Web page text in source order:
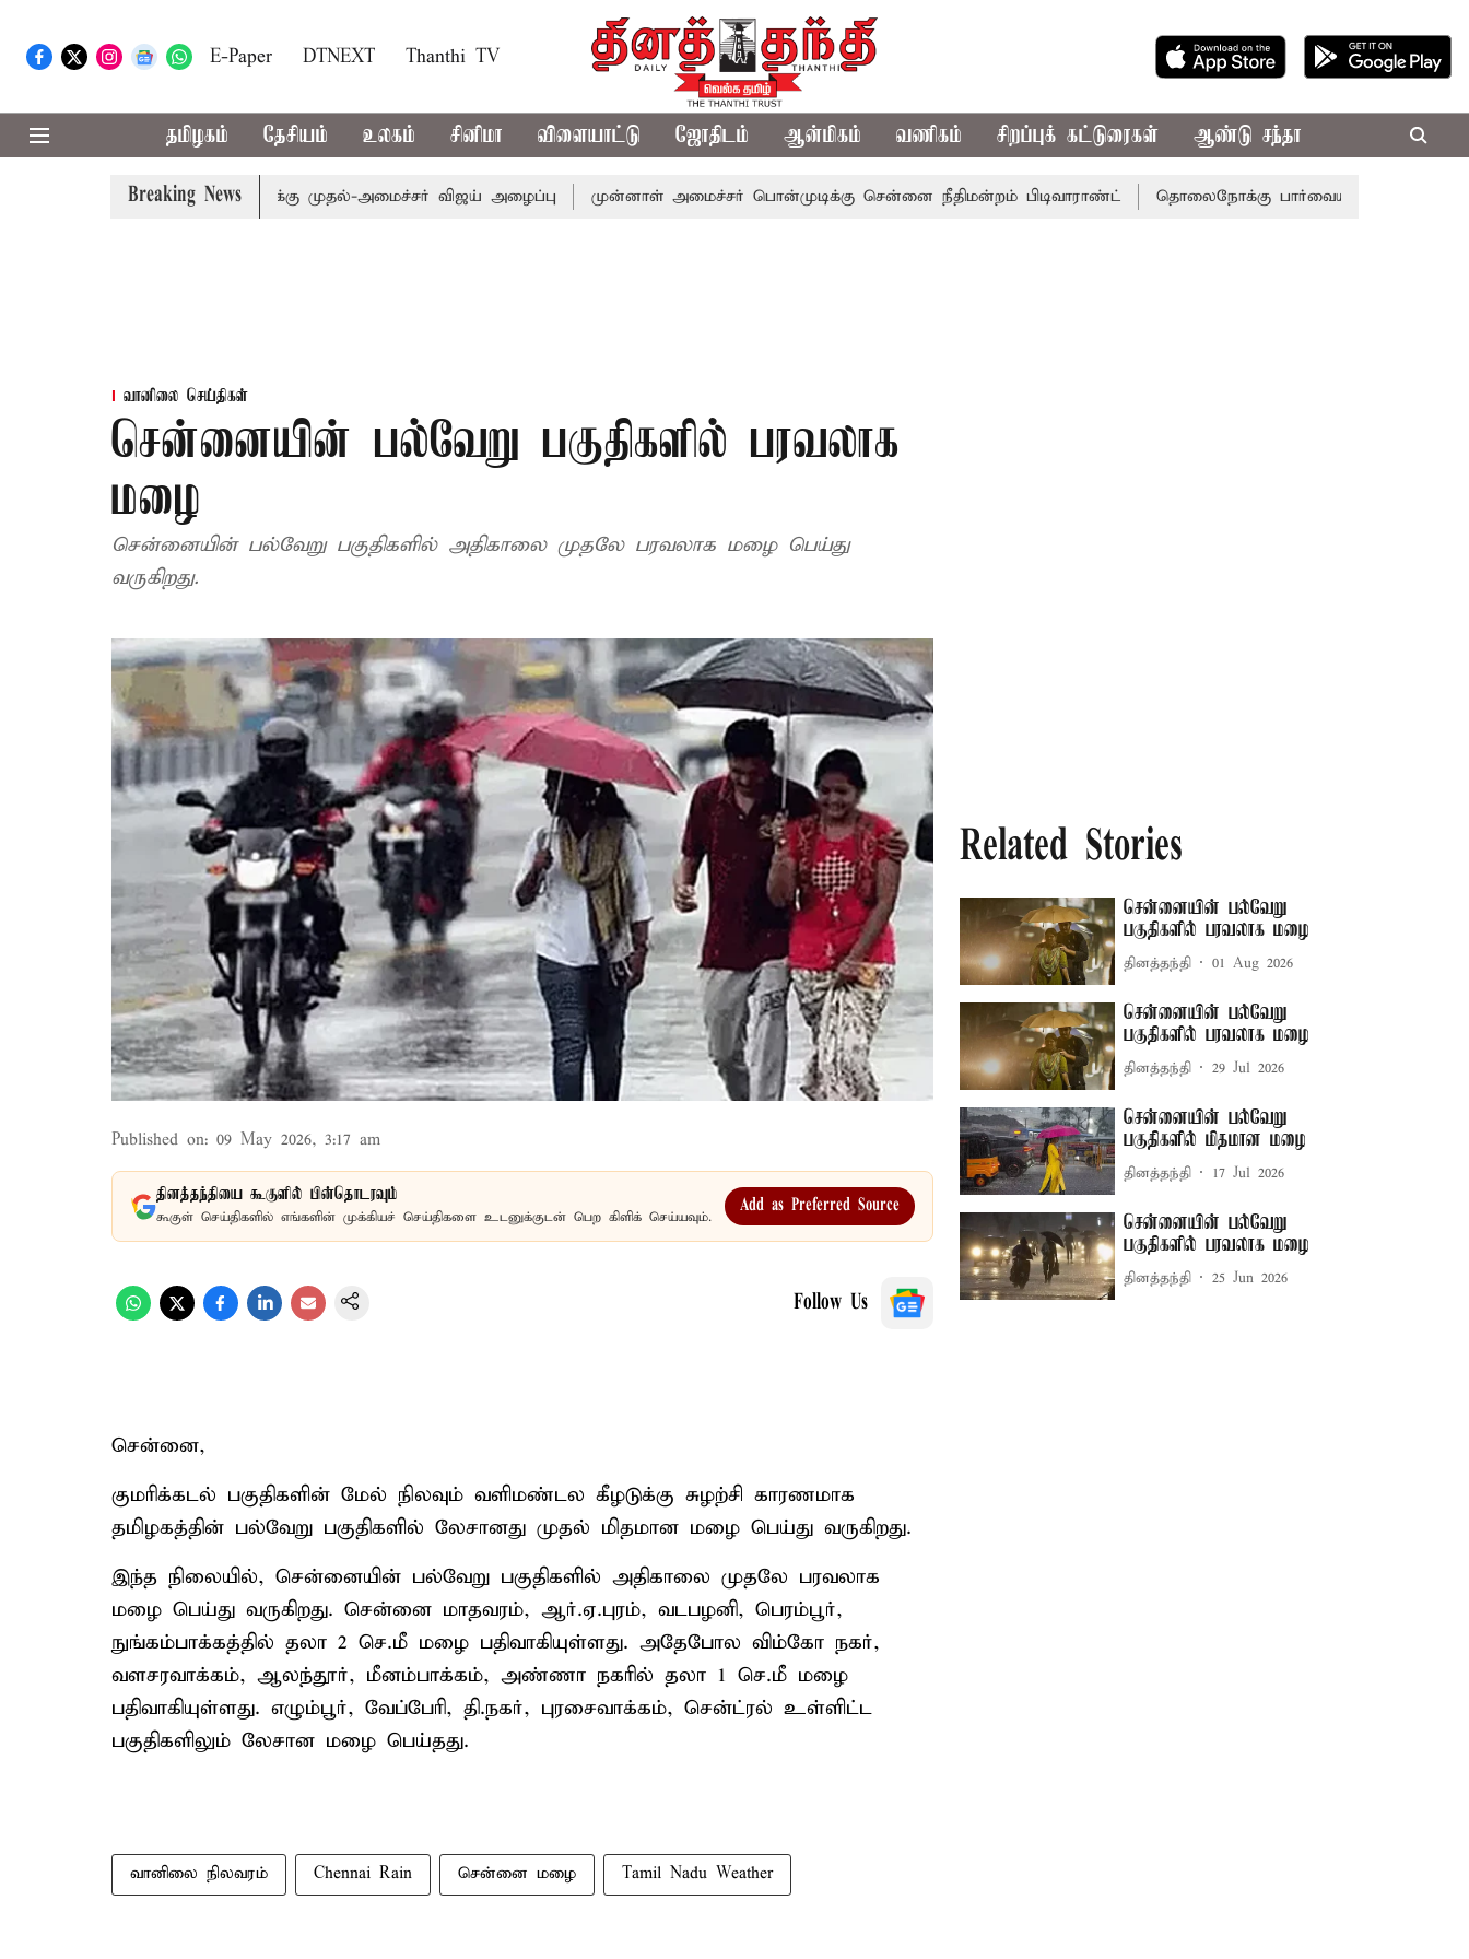
E-Paper DTNEXT Thanthi TV
தமிழகம் தேசியம் உலகம் சினிமா விளையாட்டு ஜோதிடம் ஆன்மிகம் வணிகம் சிறப்புக் கட்டுரைகள் ஆண்டு சந்தா
Breaking News
எம்.பி.க்கள் கூட்டத்துக்கு முதல்-அமைச்சர் விஜய் அழைப்பு முன்னாள் அமைச்சர் பொன்முடிக்கு சென்னை நீதிமன்றம் பிடிவாராண்ட் தொலைநோக்கு பார்வையுடன் கூடிய வேளாண்
வானிலை செய்திகள்
சென்னையின் பல்வேறு பகுதிகளில் பரவலாக
மழை
சென்னையின் பல்வேறு பகுதிகளில் அதிகாலை முதலே பரவலாக மழை பெய்து
வருகிறது.
Published on: 09 May 2026, 3:17 am
தினத்தந்தியை கூகுளில் பின்தொடரவும்
கூகுள் செய்திகளில் எங்களின் முக்கியச் செய்திகளை உடனுக்குடன் பெற கிளிக் செய்யவும்.
Add as Preferred Source
Follow Us
சென்னை,
குமரிக்கடல் பகுதிகளின் மேல் நிலவும் வளிமண்டல கீழடுக்கு சுழற்சி காரணமாக
தமிழகத்தின் பல்வேறு பகுதிகளில் லேசானது முதல் மிதமான மழை பெய்து வருகிறது.
இந்த நிலையில், சென்னையின் பல்வேறு பகுதிகளில் அதிகாலை முதலே பரவலாக
மழை பெய்து வருகிறது. சென்னை மாதவரம், ஆர்.ஏ.புரம், வடபழனி, பெரம்பூர்,
நுங்கம்பாக்கத்தில் தலா 2 செ.மீ மழை பதிவாகியுள்ளது. அதேபோல விம்கோ நகர்,
வளசரவாக்கம், ஆலந்தூர், மீனம்பாக்கம், அண்ணா நகரில் தலா 1 செ.மீ மழை
பதிவாகியுள்ளது. எழும்பூர், வேப்பேரி, தி.நகர், புரசைவாக்கம், சென்ட்ரல் உள்ளிட்ட
பகுதிகளிலும் லேசான மழை பெய்தது.
வானிலை நிலவரம் Chennai Rain சென்னை மழை Tamil Nadu Weather
Related Stories
சென்னையின் பல்வேறு
பகுதிகளில் பரவலாக மழை
தினத்தந்தி 01 Aug 2026
சென்னையின் பல்வேறு
பகுதிகளில் பரவலாக மழை
தினத்தந்தி 29 Jul 2026
சென்னையின் பல்வேறு
பகுதிகளில் மிதமான மழை
தினத்தந்தி 17 Jul 2026
சென்னையின் பல்வேறு
பகுதிகளில் பரவலாக மழை
தினத்தந்தி 25 Jun 2026